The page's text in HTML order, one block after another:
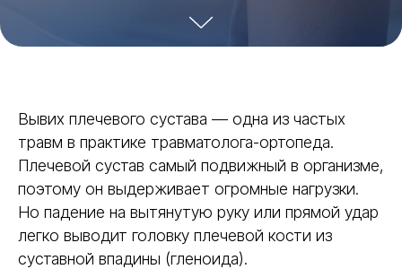
Вывих плечевого сустава — одна из частых
травм в практике травматолога-ортопеда.
Плечевой сустав самый подвижный в организме,
поэтому он выдерживает огромные нагрузки.
Но падение на вытянутую руку или прямой удар
легко выводит головку плечевой кости из
суставной впадины (гленоида).